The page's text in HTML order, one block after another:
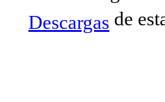
Descargas de